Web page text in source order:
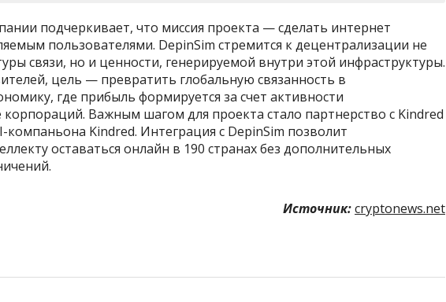
подчеркивает, что миссия проекта — сделать интернет
пользователями. DepinSim стремится к децентрализации не
связи, но и ценности, генерируемой внутри этой инфраструктуры.
цель — превратить глобальную связанность в
где прибыль формируется за счет активности
корпораций. Важным шагом для проекта стало партнерство с Kindred
компаньона Kindred. Интеграция с DepinSim позволит
оставаться онлайн в 190 странах без дополнительных
Источник:cryptonews.net